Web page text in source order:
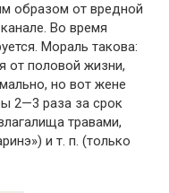
образом от вредной
Во время
Мораль такова:
от половой жизни,
но вот жене
2—3 раза за срок
травами,
и т. п. (только